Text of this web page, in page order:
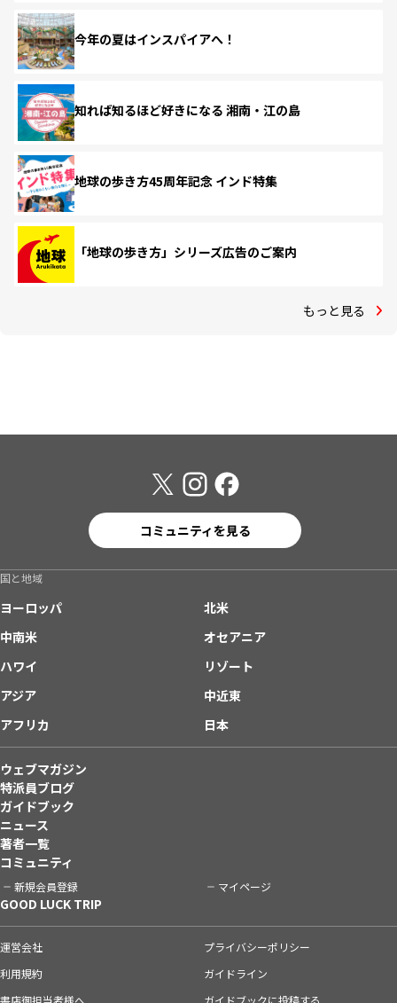
今年の夏はインスパイアへ！
知れば知るほど好きになる 湘南・江の島
地球の歩き方45周年記念 インド特集
「地球の歩き方」シリーズ広告のご案内
もっと見る
コミュニティを見る
国と地域
ヨーロッパ
北米
中南米
オセアニア
ハワイ
リゾート
アジア
中近東
アフリカ
日本
ウェブマガジン
特派員ブログ
ガイドブック
ニュース
著者一覧
コミュニティ
新規会員登録 マイページ
GOOD LUCK TRIP
運営会社
プライバシーポリシー
利用規約
ガイドライン
書店御担当者様へ
ガイドブックに投稿する